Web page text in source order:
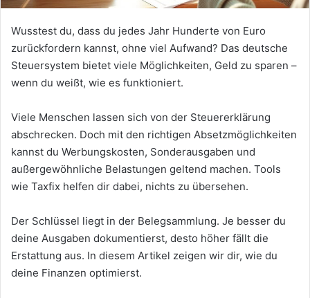
Wusstest du, dass du jedes Jahr Hunderte von Euro
zurückfordern kannst, ohne viel Aufwand? Das deutsche
Steuersystem bietet viele Möglichkeiten, Geld zu sparen –
wenn du weißt, wie es funktioniert.
Viele Menschen lassen sich von der Steuererklärung
abschrecken. Doch mit den richtigen Absetzmöglichkeiten
kannst du Werbungskosten, Sonderausgaben und
außergewöhnliche Belastungen geltend machen. Tools
wie Taxfix helfen dir dabei, nichts zu übersehen.
Der Schlüssel liegt in der Belegsammlung. Je besser du
deine Ausgaben dokumentierst, desto höher fällt die
Erstattung aus. In diesem Artikel zeigen wir dir, wie du
deine Finanzen optimierst.